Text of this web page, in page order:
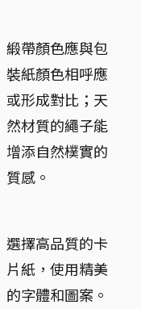
緞帶顏色應與包
裝紙顏色相呼應
或形成對比；天
然材質的繩子能
增添自然樸實的
質感。
選擇高品質的卡
片紙，使用精美
的字體和圖案。